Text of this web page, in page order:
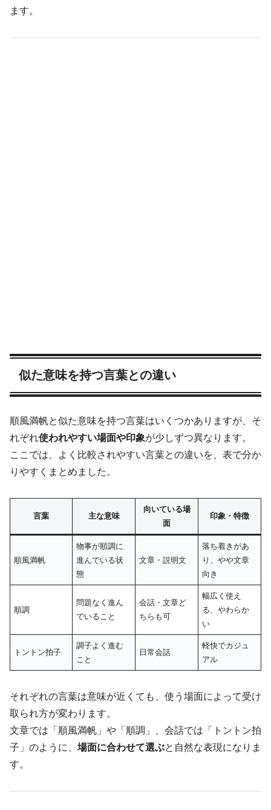
ます。
似た意味を持つ言葉との違い
順風満帆と似た意味を持つ言葉はいくつかありますが、そ
れぞれ使われやすい場面や印象が少しずつ異なります。
ここでは、よく比較されやすい言葉との違いを、表で分か
りやすくまとめました。
言葉 主な意味
向いている場
面
印象・特徴
順風満帆
物事が順調に
進んでいる状
態
文章・説明文
落ち着きがあ
り、やや文章
向き
順調
問題なく進ん
でいること
会話・文章ど
ちらも可
幅広く使え
る、やわらか
い
トントン拍子
調子よく進む
こと
日常会話
軽快でカジュ
アル
それぞれの言葉は意味が近くても、使う場面によって受け
取られ方が変わります。
文章では「順風満帆」や「順調」、会話では「トントン拍
子」のように、 場面に合わせて選ぶと自然な表現になりま
す。